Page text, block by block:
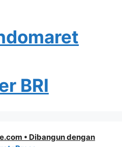
BRI
• Dibangun dengan